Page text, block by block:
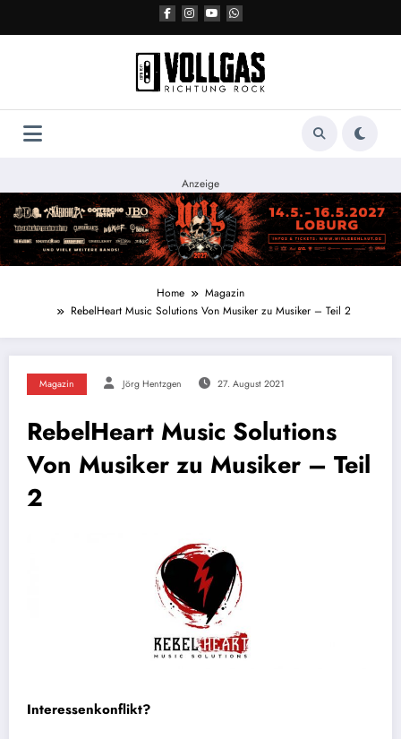
Anzeige
Home
Magazin
RebelHeart Music Solutions Von Musiker zu Musiker – Teil 2
Magazin Jörg Hentzgen 27. August 2021
RebelHeart Music Solutions
Von Musiker zu Musiker – Teil
2
Interessenkonflikt?